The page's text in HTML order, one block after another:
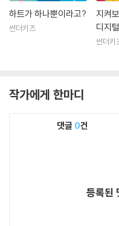
하트가 하나뿐이라고?
썬더키즈
지켜
디지
썬더키
작가에게 한마디
댓글 0건
등록된